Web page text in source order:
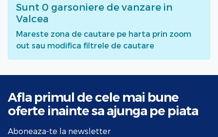
Sunt 0 garsoniere de vanzare in
Valcea
Mareste zona de cautare pe harta prin zoom
out sau modifica filtrele de cautare
Afla primul de cele mai bune
oferte inainte sa ajunga pe piata
Aboneaza-te la newsletter